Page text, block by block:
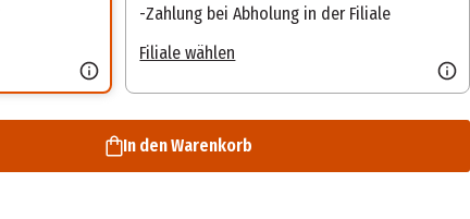
Zahlung bei Abholung in der Filiale
Filiale wählen
In den Warenkorb